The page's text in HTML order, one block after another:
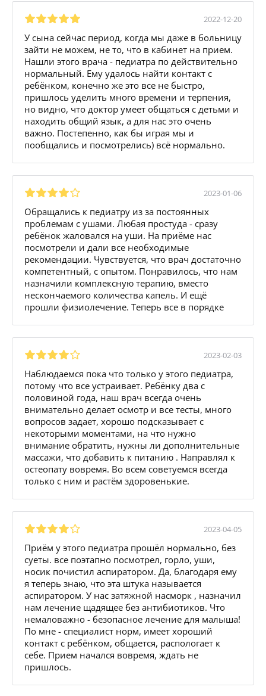
2022-12-20
У сына сейчас период, когда мы даже в больницу
зайти не можем, не то, что в кабинет на прием.
Нашли этого врача - педиатра по действительно
нормальный. Ему удалось найти контакт с
ребёнком, конечно же это все не быстро,
пришлось уделить много времени и терпения,
но видно, что доктор умеет общаться с детьми и
находить общий язык, а для нас это очень
важно. Постепенно, как бы играя мы и
пообщались и посмотрелись) всё нормально.
2023-01-06
Обращались к педиатру из за постоянных
проблемам с ушами. Любая простуда - сразу
ребёнок жаловался на уши. На приёме нас
посмотрели и дали все необходимые
рекомендации. Чувствуется, что врач достаточно
компетентный, с опытом. Понравилось, что нам
назначили комплексную терапию, вместо
нескончаемого количества капель. И ещё
прошли физиолечение. Теперь все в порядке
2023-02-03
Наблюдаемся пока что только у этого педиатра,
потому что все устраивает. Ребёнку два с
половиной года, наш врач всегда очень
внимательно делает осмотр и все тесты, много
вопросов задает, хорошо подсказывает с
некоторыми моментами, на что нужно
внимание обратить, нужны ли дополнительные
массажи, что добавить к питанию . Направлял к
остеопату вовремя. Во всем советуемся всегда
только с ним и растём здоровенькие.
2023-04-05
Приём у этого педиатра прошёл нормально, без
суеты. все поэтапно посмотрел, горло, уши,
носик почистил аспиратором. Да, благодаря ему
я теперь знаю, что эта штука называется
аспиратором. У нас затяжной насморк , назначил
нам лечение щадящее без антибиотиков. Что
немаловажно - безопасное лечение для малыша!
По мне - специалист норм, имеет хороший
контакт с ребёнком, общается, распологает к
себе. Прием начался вовремя, ждать не
пришлось.